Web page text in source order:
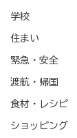
学校
住まい
緊急・安全
渡航・帰国
食材・レシピ
ショッピング